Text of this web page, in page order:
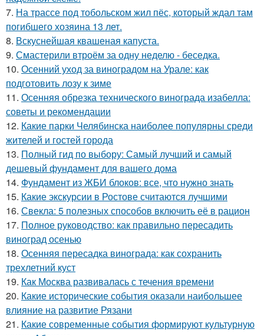
7. На трассе под тобольском жил пёс, который ждал там
погибшего хозяина 13 лет.
8. Вскуснейшая квашеная капуста.
9. Смастерили втроём за одну неделю - беседка.
10. Осенний уход за виноградом на Урале: как
подготовить лозу к зиме
11. Осенняя обрезка технического винограда изабелла:
советы и рекомендации
12. Какие парки Челябинска наиболее популярны среди
жителей и гостей города
13. Полный гид по выбору: Самый лучший и самый
дешевый фундамент для вашего дома
14. Фундамент из ЖБИ блоков: все, что нужно знать
15. Какие экскурсии в Ростове считаются лучшими
16. Свекла: 5 полезных способов включить её в рацион
17. Полное руководство: как правильно пересадить
виноград осенью
18. Осенняя пересадка винограда: как сохранить
трехлетний куст
19. Как Москва развивалась с течения времени
20. Какие исторические события оказали наибольшее
влияние на развитие Рязани
21. Какие современные события формируют культурную